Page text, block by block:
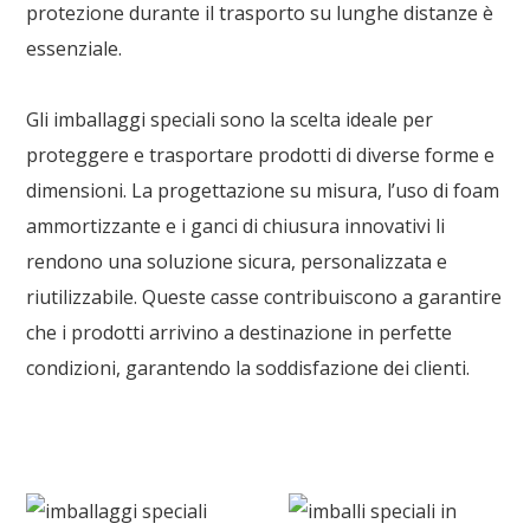
protezione durante il trasporto su lunghe distanze è
essenziale.
Gli imballaggi speciali sono la scelta ideale per
proteggere e trasportare prodotti di diverse forme e
dimensioni. La progettazione su misura, l’uso di foam
ammortizzante e i ganci di chiusura innovativi li
rendono una soluzione sicura, personalizzata e
riutilizzabile. Queste casse contribuiscono a garantire
che i prodotti arrivino a destinazione in perfette
condizioni, garantendo la soddisfazione dei clienti.